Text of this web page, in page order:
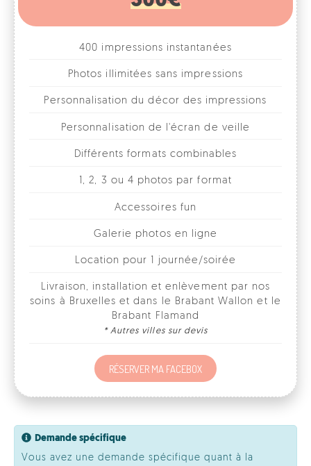
Personnalisation du décor des impressions
Personnalisation de l'écran de veille
Différents formats combinables
soins à Bruxelles et dans le Brabant Wallon et le
* Autres villes sur devis
RÉSERVER MA FACEBOX
Demande spécifique
Vous avez une demande spécifique quant à la